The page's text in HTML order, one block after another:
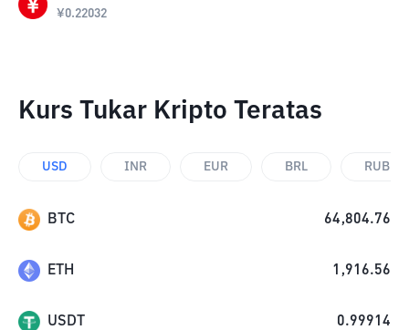
¥0.22032
Kurs Tukar Kripto Teratas
USD INR EUR BRL RUB
BTC 64,804.76
ETH 1,916.56
USDT 0.99914